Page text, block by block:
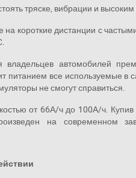
тряске, вибрации и высоким
на короткие дистанции с
автомобилей
питанием все используемые в
не смогут справиться.
от 66А/ч до 100А/ч. Купив
на современном